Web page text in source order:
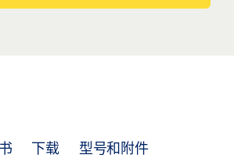
下载 型号和附件